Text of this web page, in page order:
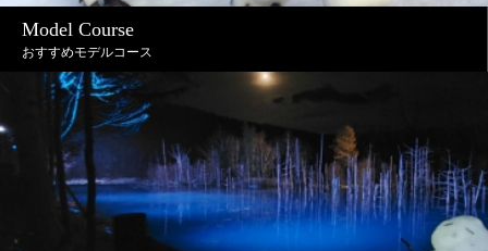
Model Course
おすすめモデルコース